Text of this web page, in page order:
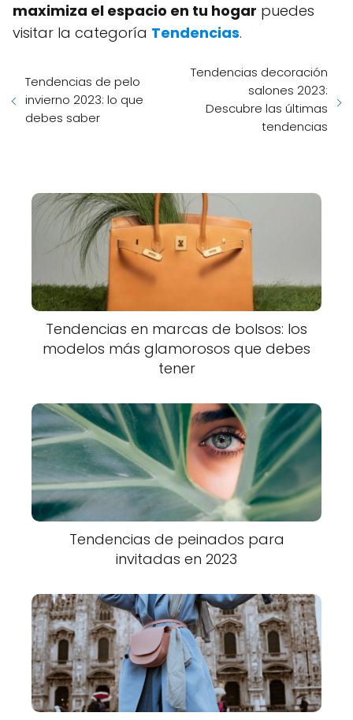
maximiza el espacio en tu hogar puedes
visitar la categoría Tendencias.
Tendencias de pelo
invierno 2023: lo que
debes saber
Tendencias decoración
salones 2023:
Descubre las últimas
tendencias
Tendencias en marcas de bolsos: los
modelos más glamorosos que debes
tener
Tendencias de peinados para
invitadas en 2023